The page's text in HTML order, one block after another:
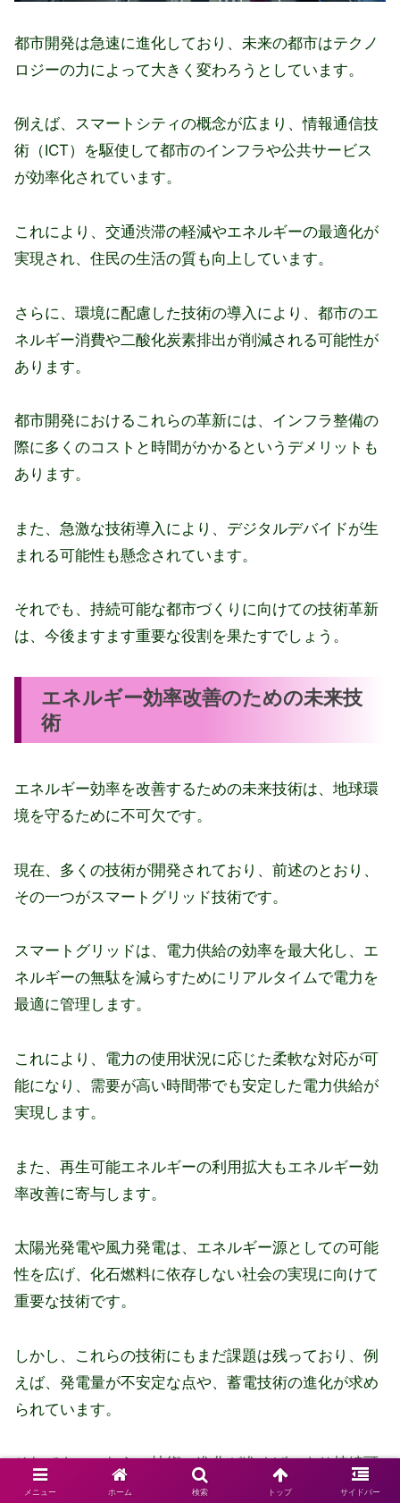
都市開発は急速に進化しており、未来の都市はテクノ
ロジーの力によって大きく変わろうとしています。
例えば、スマートシティの概念が広まり、情報通信技
術（ICT）を駆使して都市のインフラや公共サービス
が効率化されています。
これにより、交通渋滞の軽減やエネルギーの最適化が
実現され、住民の生活の質も向上しています。
さらに、環境に配慮した技術の導入により、都市のエ
ネルギー消費や二酸化炭素排出が削減される可能性が
あります。
都市開発におけるこれらの革新には、インフラ整備の
際に多くのコストと時間がかかるというデメリットも
あります。
また、急激な技術導入により、デジタルデバイドが生
まれる可能性も懸念されています。
それでも、持続可能な都市づくりに向けての技術革新
は、今後ますます重要な役割を果たすでしょう。
エネルギー効率改善のための未来技
術
エネルギー効率を改善するための未来技術は、地球環
境を守るために不可欠です。
現在、多くの技術が開発されており、前述のとおり、
その一つがスマートグリッド技術です。
スマートグリッドは、電力供給の効率を最大化し、エ
ネルギーの無駄を減らすためにリアルタイムで電力を
最適に管理します。
これにより、電力の使用状況に応じた柔軟な対応が可
能になり、需要が高い時間帯でも安定した電力供給が
実現します。
また、再生可能エネルギーの利用拡大もエネルギー効
率改善に寄与します。
太陽光発電や風力発電は、エネルギー源としての可能
性を広げ、化石燃料に依存しない社会の実現に向けて
重要な技術です。
しかし、これらの技術にもまだ課題は残っており、例
えば、発電量が不安定な点や、蓄電技術の進化が求め
られています。
それでも、これらの技術の進化が進めば、より持続可
能で効率的なエネルギーの利用が可能となり、環境負
メニュー ホーム 検索 トップ サイドバー